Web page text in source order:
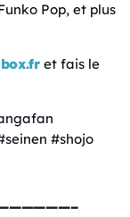
Pop, et plus
et fais le
#shojo